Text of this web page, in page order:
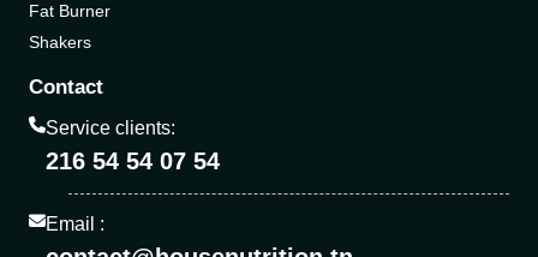
Fat Burner
Shakers
Contact
Service clients:
216 54 54 07 54
Email :